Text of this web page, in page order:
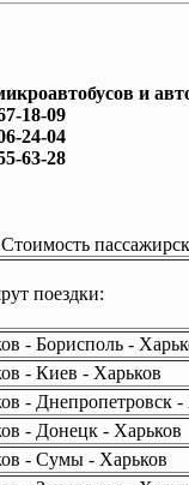
и
18-09
24-04
63-28
Стоимость
поездки:
- Борисполь -
- Киев - Харьков
- Днепропетровск -
- Донецк - Харьков
- Сумы - Харьков